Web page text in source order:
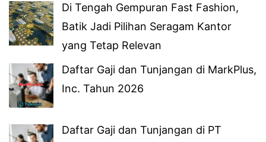
Di Tengah Gempuran Fast Fashion,
Batik Jadi Pilihan Seragam Kantor
yang Tetap Relevan
Daftar Gaji dan Tunjangan di MarkPlus,
Inc. Tahun 2026
Daftar Gaji dan Tunjangan di PT